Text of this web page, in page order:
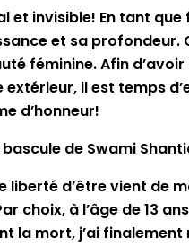
et invisible! En tant
et sa
féminine. Afin
extérieur, il est temps
d’honneur!
bascule de Swami
liberté d’être vient de
choix, à l’âge de 13
la mort, j’ai finalement